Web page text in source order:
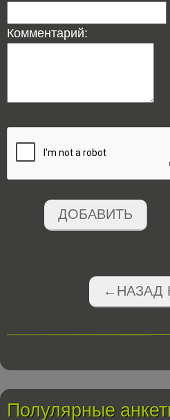
Комментарий:
ДОБАВИТЬ
←НАЗАД
Полулярные